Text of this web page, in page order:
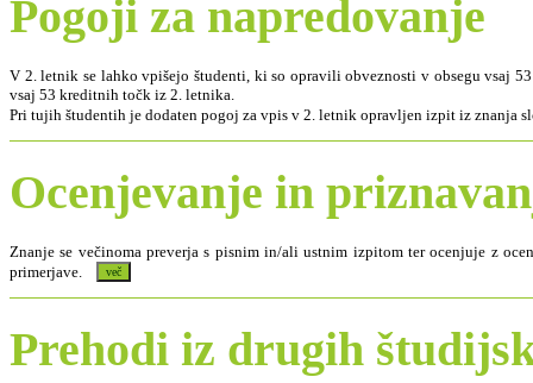
Pogoji za napredovanje
V 2. letnik se lahko vpišejo študenti, ki so opravili obveznosti v obsegu vsaj
vsaj 53 kreditnih točk iz 2. letnika.
Pri tujih študentih je dodaten pogoj za vpis v 2. letnik opravljen izpit iz znanja
Ocenjevanje in
Znanje se večinoma preverja s pisnim in/ali ustnim izpitom ter ocenjuje z
primerjave.
Prehodi iz drugih